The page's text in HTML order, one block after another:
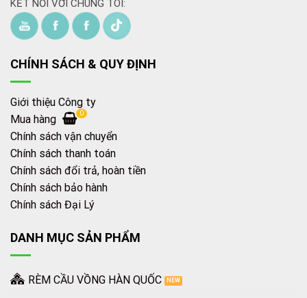
KẾT NỐI VỚI CHÚNG TÔI:
CHÍNH SÁCH & QUY ĐỊNH
Giới thiệu Công ty
Mua hàng
0
Chính sách vận chuyển
Chính sách thanh toán
Chính sách đổi trả, hoàn tiền
Chính sách bảo hành
Chính sách Đại Lý
DANH MỤC SẢN PHẨM
RÈM CẦU VỒNG HÀN QUỐC